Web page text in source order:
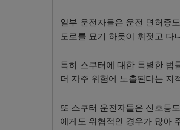
일부 운전자들은 운전 면허증
도로를 묘기 하듯이 휘젓고 다
특히 스쿠터에 대한 특별한 법
더 자주 위험에 노출된다는 지
또 스쿠터 운전자들은 신호등
에게도 위협적인 경우가 많아